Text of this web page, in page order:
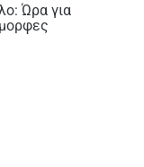
Ώρα για